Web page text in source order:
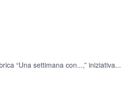
“Una settimana con...,” iniziativa...